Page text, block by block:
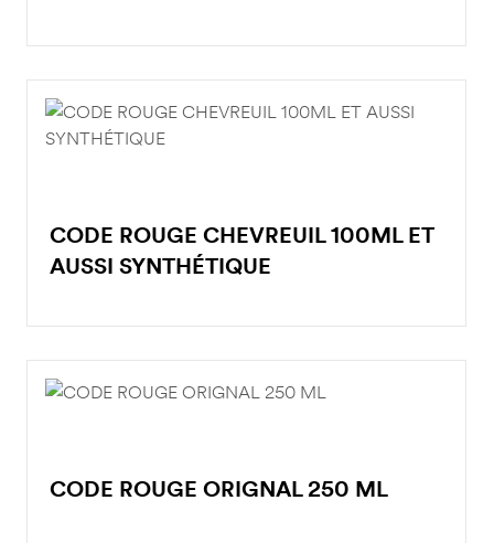
CODE ROUGE CHEVREUIL 100ML ET
AUSSI SYNTHÉTIQUE
CODE ROUGE ORIGNAL 250 ML